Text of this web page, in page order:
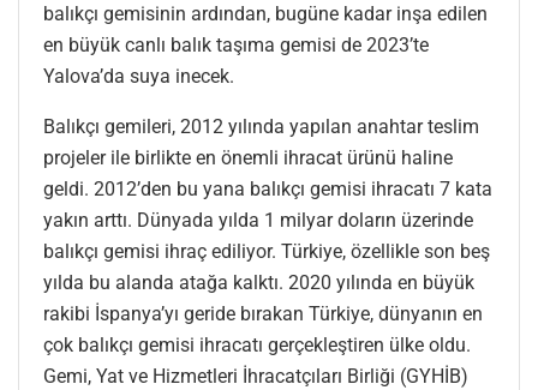
balıkçı gemisinin ardından, bugüne kadar inşa edilen
en büyük canlı balık taşıma gemisi de 2023’te
Yalova’da suya inecek.
Balıkçı gemileri, 2012 yılında yapılan anahtar teslim
projeler ile birlikte en önemli ihracat ürünü haline
geldi. 2012’den bu yana balıkçı gemisi ihracatı 7 kata
yakın arttı. Dünyada yılda 1 milyar doların üzerinde
balıkçı gemisi ihraç ediliyor. Türkiye, özellikle son beş
yılda bu alanda atağa kalktı. 2020 yılında en büyük
rakibi İspanya’yı geride bırakan Türkiye, dünyanın en
çok balıkçı gemisi ihracatı gerçekleştiren ülke oldu.
Gemi, Yat ve Hizmetleri İhracatçıları Birliği (GYHİB)